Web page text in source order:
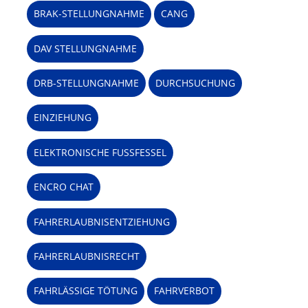
BRAK-STELLUNGNAHME CANG
DAV STELLUNGNAHME
DRB-STELLUNGNAHME DURCHSUCHUNG
EINZIEHUNG
ELEKTRONISCHE FUSSFESSEL
ENCRO CHAT
FAHRERLAUBNISENTZIEHUNG
FAHRERLAUBNISRECHT
FAHRLÄSSIGE TÖTUNG FAHRVERBOT